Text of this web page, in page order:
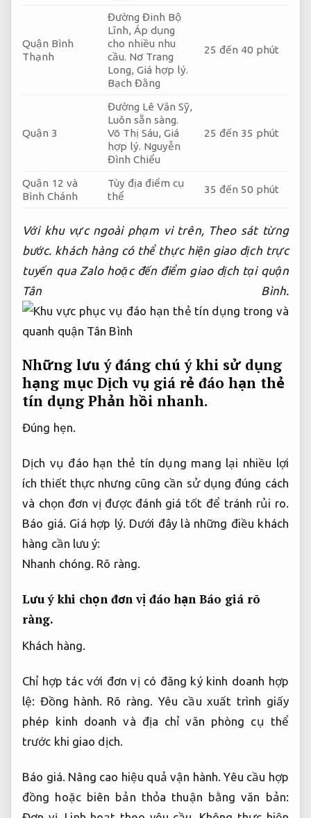
Quận Bình
Thạnh
Đường Đinh Bộ
Lĩnh, Áp dụng
cho nhiều nhu
cầu. Nơ Trang
Long, Giá hợp lý.
Bạch Đằng
25 đến 40 phút
Quận 3
Đường Lê Văn Sỹ,
Luôn sẵn sàng.
Võ Thị Sáu, Giá
hợp lý. Nguyễn
Đình Chiểu
25 đến 35 phút
Quận 12 và
Bình Chánh
Tùy địa điểm cụ
thể
35 đến 50 phút
Với khu vực ngoài phạm vi trên,
Theo sát từng
bước. khách hàng có thể thực hiện giao dịch trực
tuyến qua Zalo hoặc đến điểm giao dịch tại quận
Tân Bình.
Những lưu ý đáng chú ý khi sử dụng
hạng mục Dịch vụ giá rẻ đáo hạn thẻ
tín dụngPhản hồi nhanh.
Đúng hẹn.
Dịch vụ đáo hạn thẻ tín dụng mang lại nhiều lợi
ích thiết thực nhưng cũng cần sử dụng đúng cách
và chọn đơn vị được đánh giá tốt để tránh rủi ro.
Báo giá. Giá hợp lý. Dưới đây là những điều khách
hàng cần lưu ý:
Nhanh chóng. Rõ ràng.
Lưu ý khi chọn đơn vị đáo hạn Báo giá rõ
ràng.
Khách hàng.
Chỉ hợp tác với đơn vị có đăng ký kinh doanh hợp
lệ: Đồng hành. Rõ ràng.
Yêu cầu xuất trình giấy
phép kinh doanh và địa chỉ văn phòng cụ thể
trước khi giao dịch.
Báo giá. Nâng cao hiệu quả vận hành. Yêu cầu hợp
đồng hoặc biên bản thỏa thuận bằng văn bản: